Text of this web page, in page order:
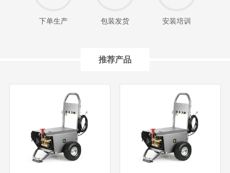
下单生产 包装发货 安装培训
推荐产品